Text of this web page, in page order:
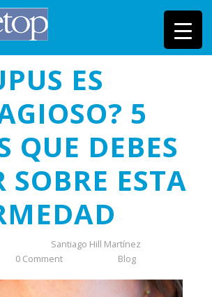
ES
5
QUE DEBES
SOBRE ESTA
Santiago Hill Martínez
0 Comment Blog